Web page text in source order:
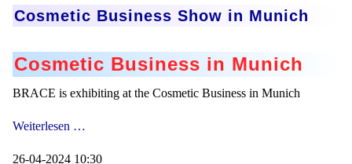
Cosmetic Business Show in Munich
Cosmetic Business in Munich
BRACE is exhibiting at the Cosmetic Business in Munich
Weiterlesen …
Show
26-04-2024 10:30